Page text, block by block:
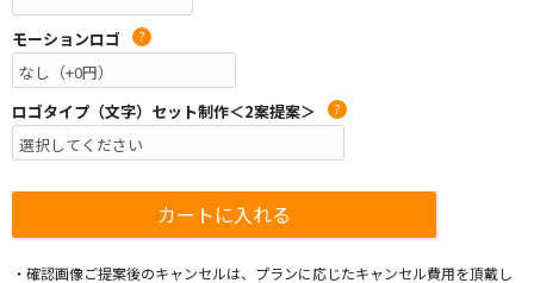
モーションロゴ ?
ロゴタイプ（文字）セット制作＜2案提案＞ ?
・確認画像ご提案後のキャンセルは、プランに応じたキャンセル費用を頂戴し